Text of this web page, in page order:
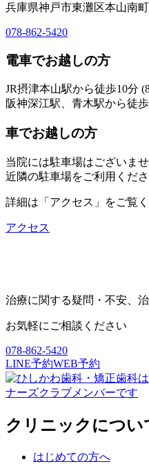
兵庫県神戸市東灘区本山南
078-862-5420
電車でお越しの方
JR摂津本山駅から徒歩10分
阪神深江駅、青木駅から徒
車でお越しの方
当院には駐車場はございませ
近隣の駐車場をご利用くださ
詳細は「アクセス」をご覧
アクセス
治療に関する疑問・不安、
お気軽にご相談ください
078-862-5420
LINE予約WEB予約
クリニックについ
はじめての方へ